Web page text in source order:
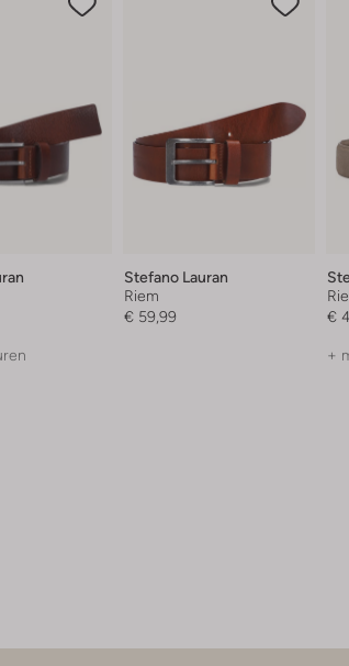
Stefano Lauran
Riem
€ 59,99
€
+